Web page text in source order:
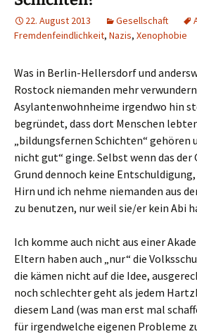
22. August 2013 Gesellschaft
Fremdenfeindlichkeit, Nazis, Xenophobie
Was in Berlin-Hellersdorf und
Rostock niemanden mehr
Asylantenwohnheime irgendwo hin
begründet, dass dort Menschen
„bildungsfernen Schichten“ gehören
nicht gut“ ginge. Selbst wenn das der
Grund dennoch keine
Hirn und ich nehme niemanden aus
zu benutzen, nur weil sie/er kein Abi
Ich komme auch nicht aus einer
Eltern haben auch „nur“ die
die kämen nicht auf die Idee,
noch schlechter geht als jedem
diesem Land (was man erst mal
für irgendwelche eigenen Probleme